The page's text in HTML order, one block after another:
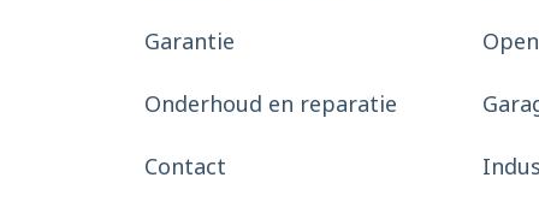
Garantie
Onderhoud en reparatie
Contact